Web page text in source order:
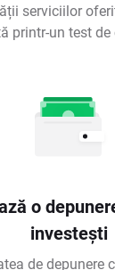
serviciilor
printr-un test
o
investești
de depunere